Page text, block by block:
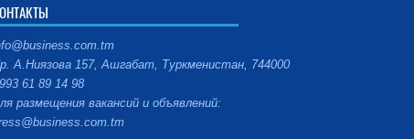
А.Ниязова 157, Ашгабат, Туркменистан, 744000
61 89 14 98
размещения вакансий и объявлений: